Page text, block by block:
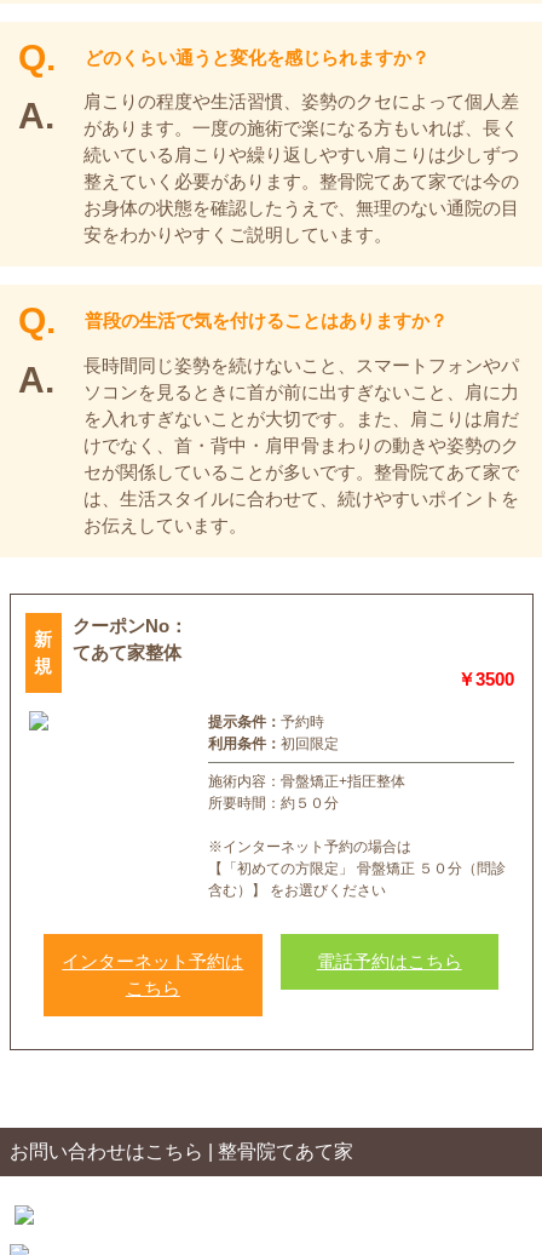
どのくらい通うと変化を感じられますか？
肩こりの程度や生活習慣、姿勢のクセによって個人差
があります。一度の施術で楽になる方もいれば、長く
続いている肩こりや繰り返しやすい肩こりは少しずつ
整えていく必要があります。整骨院てあて家では今の
お身体の状態を確認したうえで、無理のない通院の目
安をわかりやすくご説明しています。
普段の生活で気を付けることはありますか？
長時間同じ姿勢を続けないこと、スマートフォンやパ
ソコンを見るときに首が前に出すぎないこと、肩に力
を入れすぎないことが大切です。また、肩こりは肩だ
けでなく、首・背中・肩甲骨まわりの動きや姿勢のク
セが関係していることが多いです。整骨院てあて家で
は、生活スタイルに合わせて、続けやすいポイントを
お伝えしています。
クーポンNo：
てあて家整体
￥3500
提示条件： 予約時
利用条件： 初回限定
施術内容：骨盤矯正+指圧整体
所要時間：約５０分
※インターネット予約の場合は
【「初めての方限定」 骨盤矯正 ５０分（問診
含む）】 をお選びください
インターネット予約は
こちら
電話予約はこちら
お問い合わせはこちら | 整骨院てあて家